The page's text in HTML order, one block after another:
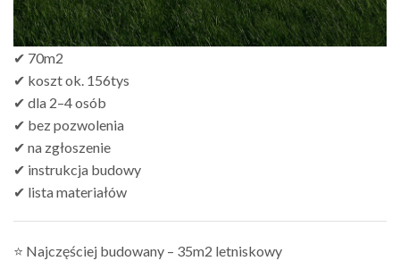
✔ 70m2
✔ koszt ok. 156tys
✔ dla 2–4 osób
✔ bez pozwolenia
✔ na zgłoszenie
✔ instrukcja budowy
✔ lista materiałów
⭐ Najczęściej budowany – 35m2 letniskowy